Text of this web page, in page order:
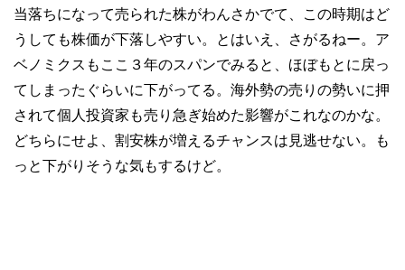
当落ちになって売られた株がわんさかでて、この時期はど
うしても株価が下落しやすい。とはいえ、さがるねー。ア
ベノミクスもここ３年のスパンでみると、ほぼもとに戻っ
てしまったぐらいに下がってる。海外勢の売りの勢いに押
されて個人投資家も売り急ぎ始めた影響がこれなのかな。
どちらにせよ、割安株が増えるチャンスは見逃せない。も
っと下がりそうな気もするけど。